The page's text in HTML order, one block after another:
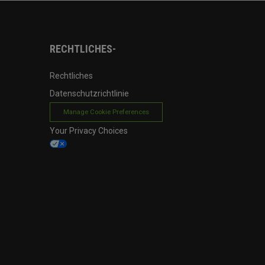
RECHTLICHES-
Rechtliches
Datenschutzrichtlinie
Manage Cookie Preferences
Your Privacy Choices